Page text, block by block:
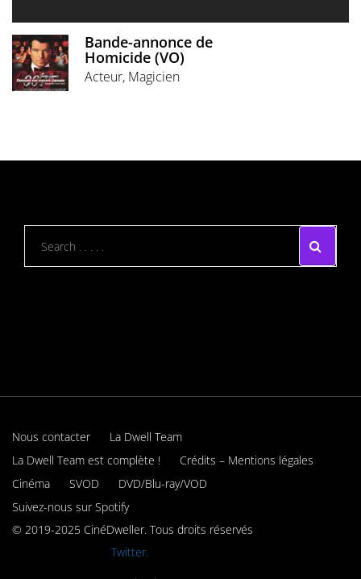
Bande-annonce de
Homicide (VO)
Acteur, Magicien
Nous contacter
La Dwell Team
La Dwell Team est complète !
Crédits – Mentions légales
Cinéma
SVOD
DVD/Blu-ray/VOD
Suivez-nous sur Spotify
© 2019-2025 CinéDweller. Tous droits réservés
Twitter.